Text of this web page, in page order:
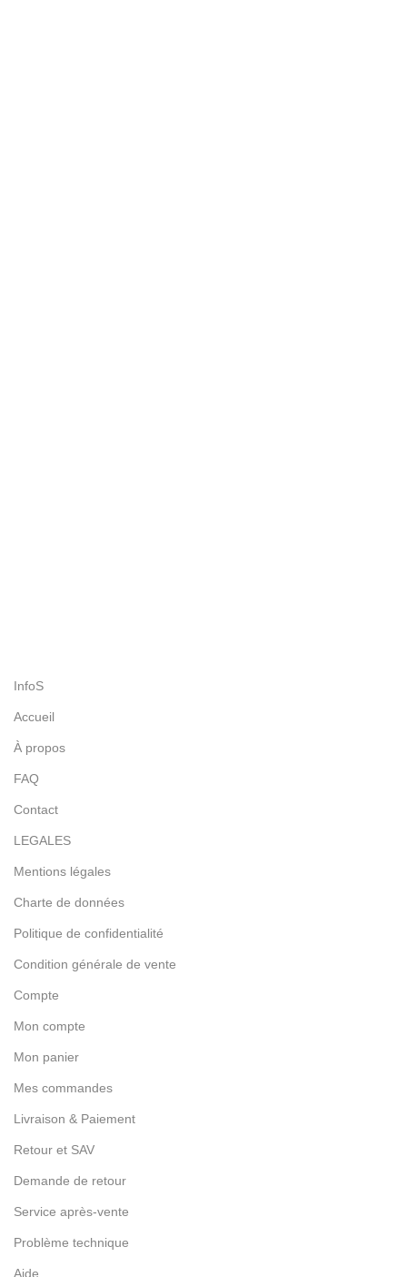
InfoS
Accueil
À propos
FAQ
Contact
LEGALES
Mentions légales
Charte de données
Politique de confidentialité
Condition générale de vente
Compte
Mon compte
Mon panier
Mes commandes
Livraison & Paiement
Retour et SAV
Demande de retour
Service après-vente
Problème technique
Aide